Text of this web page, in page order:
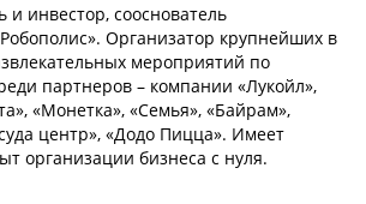
инвестор, сооснователь
Организатор крупнейших в
мероприятий по
партнеров – компании «Лукойл»,
«Монетка», «Семья», «Байрам»,
центр», «Додо Пицца». Имеет
организации бизнеса с нуля.